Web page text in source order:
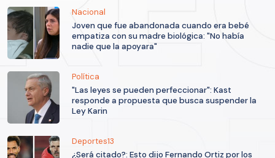
Nacional
Joven que fue abandonada cuando era bebé
empatiza con su madre biológica: "No había
nadie que la apoyara"
Política
"Las leyes se pueden perfeccionar": Kast
responde a propuesta que busca suspender la
Ley Karin
Deportes13
¿Será citado?: Esto dijo Fernando Ortiz por los